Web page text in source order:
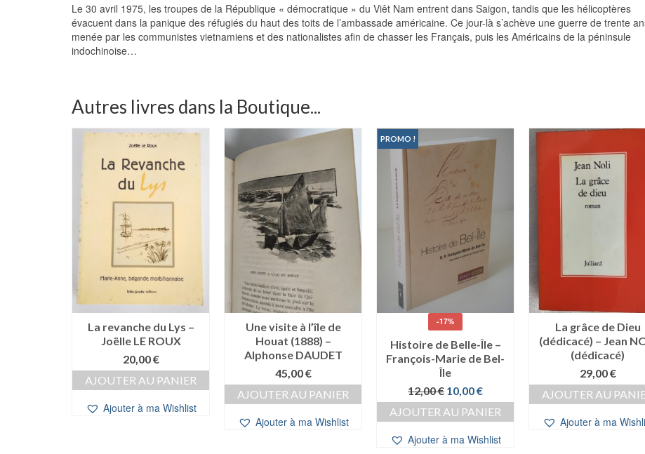
Le 30 avril 1975, les troupes de la République « démocratique » du Viêt Nam entrent dans Saigon, tandis que les hélicoptères
évacuent dans la panique des réfugiés du haut des toits de l’ambassade américaine. Ce jour-là s’achève une guerre de trente
menée par les communistes vietnamiens et des nationalistes afin de chasser les Français, puis les Américains de la péninsule
indochinoise…
Autres livres dans la Boutique...
La revanche du Lys –
Joëlle LE ROUX
20,00€
AJOUTER AU PANIER
Ajouter à ma Wishlist
Une visite à l’île de
Houat (1888) –
Alphonse DAUDET
45,00€
AJOUTER AU PANIER
Ajouter à ma Wishlist
PROMO !
-17%
Histoire de Belle-Île –
François-Marie de Bel-
Île
12,00€ Le
prix
initial
12,00 €.
10,00€Le
prix
actuel
10,00 €.
AJOUTER AU PANIER
Ajouter à ma Wishlist
La grâce de Dieu
(dédicacé) – Jean
(dédicacé)
29,00€
AJOUTER AU
Ajouter à ma